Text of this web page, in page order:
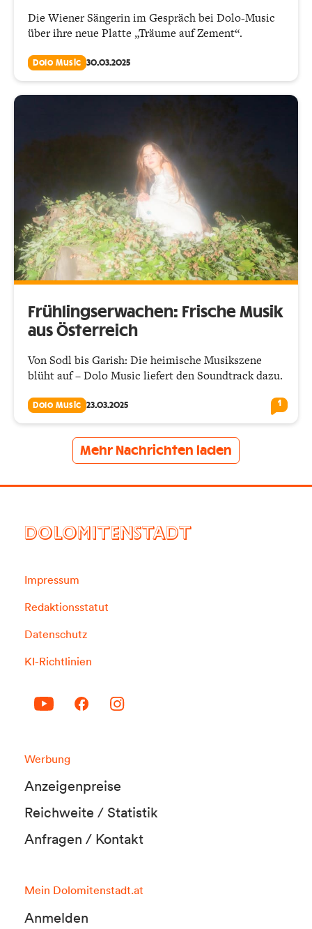
Die Wiener Sängerin im Gespräch bei Dolo-Music
über ihre neue Platte „Träume auf Zement“.
Dolo Music 30.03.2025
Frühlingserwachen: Frische Musik
aus Österreich
Von Sodl bis Garish: Die heimische Musikszene
blüht auf – Dolo Music liefert den Soundtrack dazu.
Dolo Music 23.03.2025 1
Mehr Nachrichten laden
DOLOMITENSTADT
Impressum
Redaktionsstatut
Datenschutz
KI-Richtlinien
Werbung
Anzeigenpreise
Reichweite / Statistik
Anfragen / Kontakt
Mein Dolomitenstadt.at
Anmelden